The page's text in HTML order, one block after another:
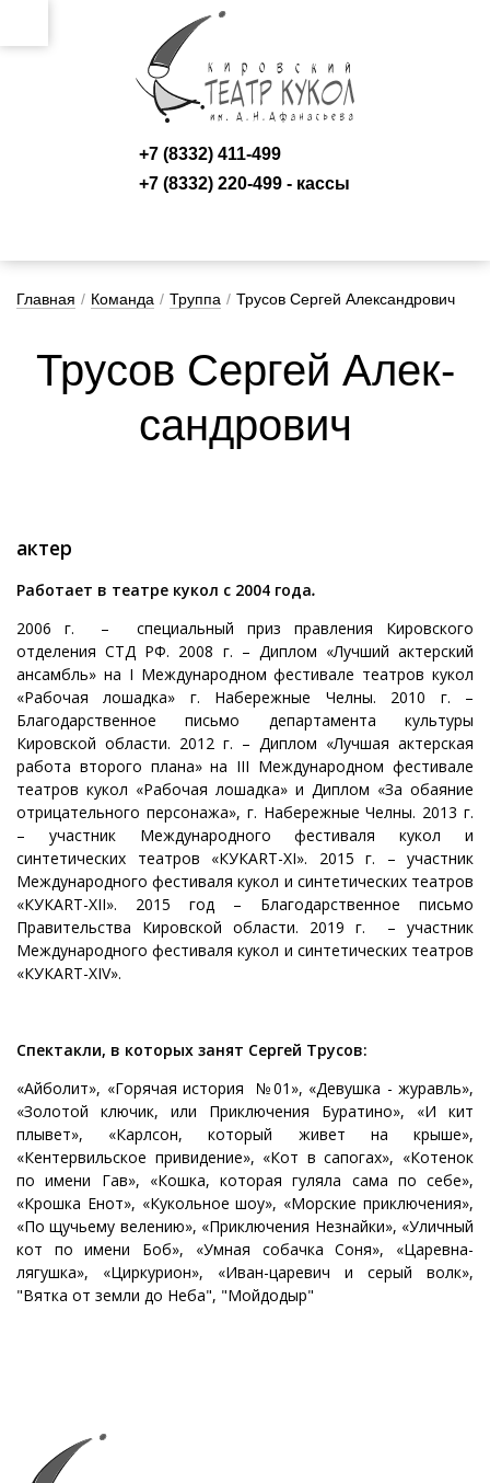
+7 (8332) 411-499
+7 (8332) 220-499 - кассы
Главная / Команда / Труппа / Трусов Сергей Александрович
Тру­сов Сер­гей А­лек­
сан­дро­вич
актер
Работает в театре кукол с 2004 года.
2006 г. – специальный приз правления Кировского
отделения СТД РФ. 2008 г. – Диплом «Лучший актерский
ансамбль» на I Международном фестивале театров кукол
«Рабочая лошадка» г. Набережные Челны. 2010 г. –
Благодарственное письмо департамента культуры
Кировской области. 2012 г. – Диплом «Лучшая актерская
работа второго плана» на III Международном фестивале
театров кукол «Рабочая лошадка» и Диплом «За обаяние
отрицательного персонажа», г. Набережные Челны. 2013 г.
– участник Международного фестиваля кукол и
синтетических театров «КУКАRT-XI». 2015 г. – участник
Международного фестиваля кукол и синтетических театров
«КУКАRT-XII». 2015 год – Благодарственное письмо
Правительства Кировской области. 2019 г. ­ – участник
Международного фестиваля кукол и синтетических театров
«КУКАRT-XIV».
Спектакли, в которых занят Сергей Трусов:
«Айболит», «Горячая история №01», «Девушка - журавль»,
«Золотой ключик, или Приключения Буратино», «И кит
плывет», «Карлсон, который живет на крыше»,
«Кентервильское привидение», «Кот в сапогах», «Котенок
по имени Гав», «Кошка, которая гуляла сама по себе»,
«Крошка Енот», «Кукольное шоу», «Морские приключения»,
«По щучьему велению», «Приключения Незнайки», «Уличный
кот по имени Боб», «Умная собачка Соня», «Царевна-
лягушка», «Циркурион», «Иван-царевич и серый волк»,
"Вятка от земли до Неба", "Мойдодыр"